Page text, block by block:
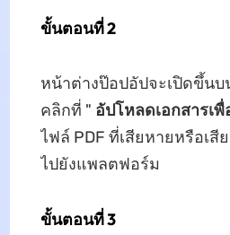
ขั้นตอนที่ 2
หน้าต่างป๊อปอัปจะเปิดขึ้น
คลิกที่ " อัปโหลดเอกสารเ
ไฟล์ PDF ที่เสียหายหรือเสี
ไปยังแพลตฟอร์ม
ขั้นตอนที่ 3